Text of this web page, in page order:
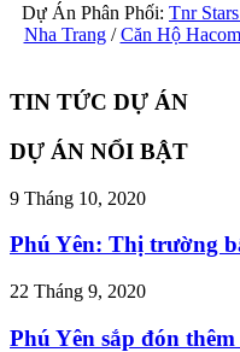
Dự Án Phân Phối: Tnr
Nha Trang/Căn Hộ
TIN TỨC DỰ ÁN
DỰ ÁN NỔI BẬT
9 Tháng 10, 2020
Phú Yên: Thị trường
22 Tháng 9, 2020
Phú Yên sắp đón